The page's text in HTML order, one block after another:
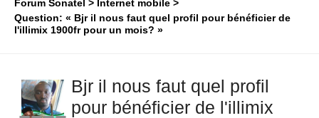
Forum Sonatel
Internet mobile
Question: « Bjr il nous faut quel profil pour bénéficier de
l'illimix 1900fr pour un mois? »
Bjr il nous faut quel profil
pour bénéficier de l'illimix